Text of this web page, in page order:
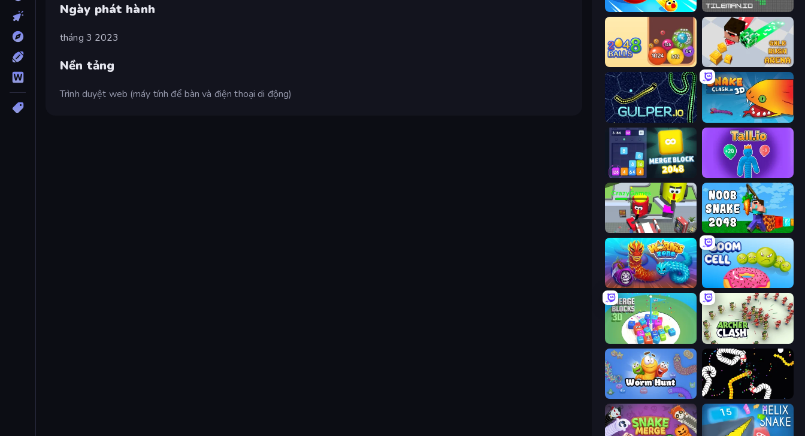
Ngày phát hành
tháng 3 2023
Nền tảng
Trình duyệt web (máy tính để bàn và điện thoại di động)
EpicBallz.io TileMan.io
Crazy 2048 Balls Gold Rush Arena
Gulper.io Snake Clash.io
Merge Block 2048 Tall.io
CleanUp.IO Noob Snake 2048
Worms.Zone Boom Cell
Merge Blocks 3D Archer Clash
Worm Hunt Worms.io